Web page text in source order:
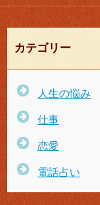
カテゴリー
人生の悩み
仕事
恋愛
電話占い